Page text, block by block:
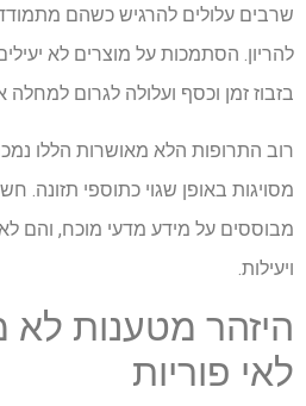
שרבים עלולים להרגיש כשהם
להריון. הסתמכות על מוצרים לא
בזבוז זמן וכסף ועלולה לגרום
רוב התרופות הלא מאושרות הללו
מסויגות באופן שגוי כתוספי תזונה.
מבוססים על מידע מדעי מוכח, והם
ויעילות.
היזהר מטענות לא
לאי פוריות